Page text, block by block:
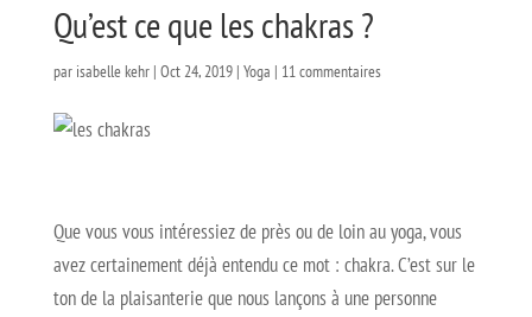
Qu’est ce que les chakras ?
par isabelle kehr| Oct 24, 2019| Yoga | 11 commentaires
Que vous vous intéressiez de près ou de loin au yoga, vous
avez certainement déjà entendu ce mot : chakra. C’est sur le
ton de la plaisanterie que nous lançons à une personne